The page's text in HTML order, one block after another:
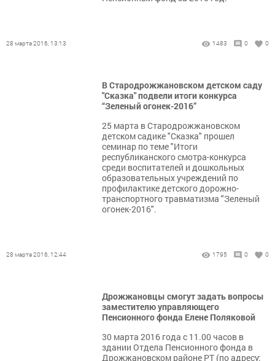
28 марта 2016, 13:13 1483 0 0
В Стародрожжановском детском саду
"Сказка" подвели итоги конкурса
“Зеленый огонек-2016”
25 марта в Стародрожжановском
детском садике "Сказка" прошел
семинар по теме "Итоги
республиканского смотра-конкурса
среди воспитателей и дошкольных
образовательных учреждений по
профилактике детского дорожно-
транспортного травматизма "Зеленый
огонек-2016".
28 марта 2016, 12:44 1795 0 0
Дрожжановцы смогут задать вопросы
заместителю управляющего
Пенсионного фонда Елене Поляковой
30 марта 2016 года с 11.00 часов в
здании Отдела Пенсионного фонда в
Дрожжановском районе РТ (по адресу: